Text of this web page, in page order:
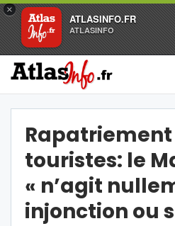
×
ATLASINFO.FR
ATLASINFO
Rapatriement
touristes: le
« n’agit
injonction ou